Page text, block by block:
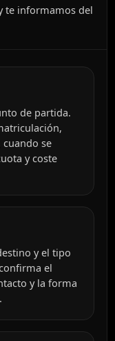
te informamos del
de partida.
se
y coste
y el tipo
el
y la forma